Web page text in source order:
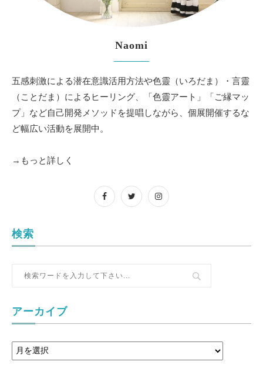
Naomi
五感刺激による潜在意識活用方法や色靈（いろだま）・言靈
（ことだま）によるヒーリング、「色靈アート」「ご縁マッ
プ」など自己開発メソッドを提唱しながら、個展開催するな
ど幅広い活動を展開中。
→もっと詳しく
検索
アーカイブ